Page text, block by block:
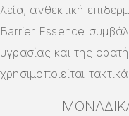
λεία, ανθεκτική
Barrier Essence
υγρασίας και της
χρησιμοποιείται